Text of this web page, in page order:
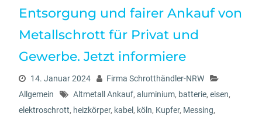
Entsorgung und fairer Ankauf von
Metallschrott für Privat und
Gewerbe. Jetzt informiere
14. Januar 2024
Firma Schrotthändler-NRW
Allgemein
Altmetall Ankauf, aluminium, batterie, eisen,
elektroschrott, heizkörper, kabel , köln, Kupfer, Messing,